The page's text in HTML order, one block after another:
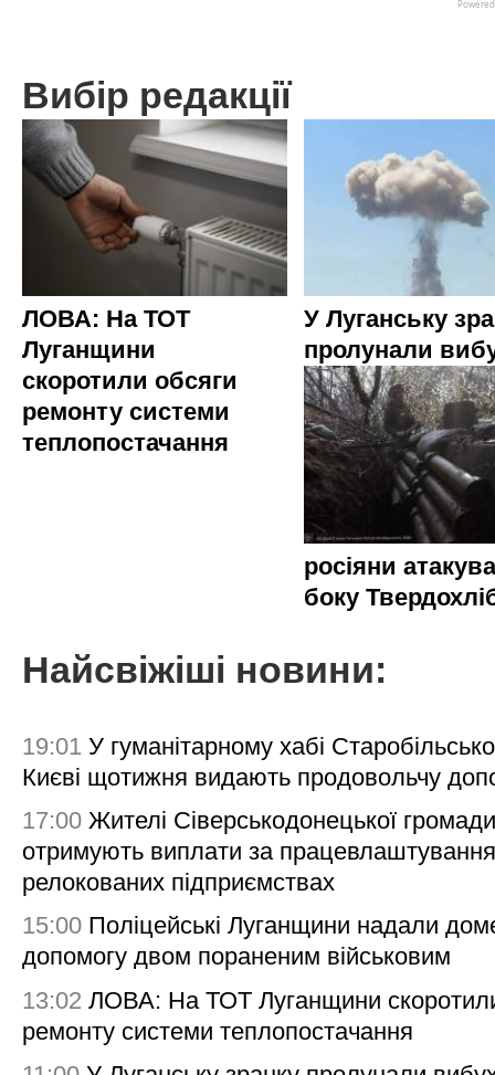
Вибір редакції
ЛОВА: На ТОТ
Луганщини
скоротили обсяги
ремонту системи
теплопостачання
У Луганську
пролунали
росіяни
боку
Найсвіжіші новини:
19:01 У гуманітарному хабі
Києві щотижня видають продовольчу
17:00 Жителі Сіверськодонецької
отримують виплати за
релокованих підприємствах
15:00 Поліцейські Луганщини надали
допомогу двом пораненим військовим
13:02 ЛОВА: На ТОТ Луганщини
ремонту системи теплопостачання